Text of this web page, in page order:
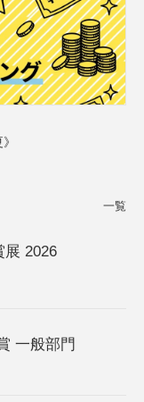
一覧
展 2026
一般部門